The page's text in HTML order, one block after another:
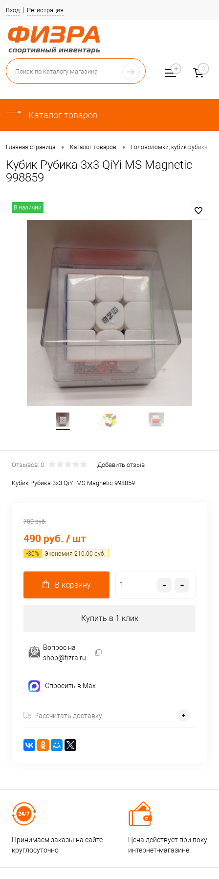
Вход Регистрация
Каталог товаров
0
Главная страница • Каталог товаров • Головоломки, кубик-рубика
Кубик Рубика 3х3 QiYi MS Magnetic
998859
В наличии
Отзывов: 0 Добавить отзыв
Кубик Рубика 3х3 QiYi MS Magnetic 998859
700 руб.
490 руб. / шт
-30% Экономия 210.00 руб.
В корзину
Купить в 1 клик
Вопрос на
shop@fizra.ru
Спросить в Max
Рассчитать доставку
Принимаем заказы на сайте
круглосуточно
Цена действует при
интернет-магазине